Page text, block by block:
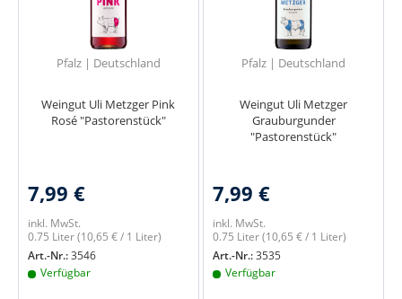
Pfalz | Deutschland
Weingut Uli Metzger Pink
Rosé "Pastorenstück"
7,99 €
inkl. MwSt.
0.75 Liter(10,65 € / 1 Liter)
Art.-Nr.:3546
Verfügbar
Pfalz | Deutschland
Weingut Uli Metzger
Grauburgunder
"Pastorenstück"
7,99 €
inkl. MwSt.
0.75 Liter(10,65 € / 1 Liter)
Art.-Nr.:3535
Verfügbar